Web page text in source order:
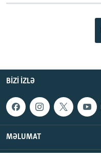
BIZI IZLƏ
MƏLUMAT